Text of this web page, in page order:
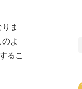
ま
よ
るこ